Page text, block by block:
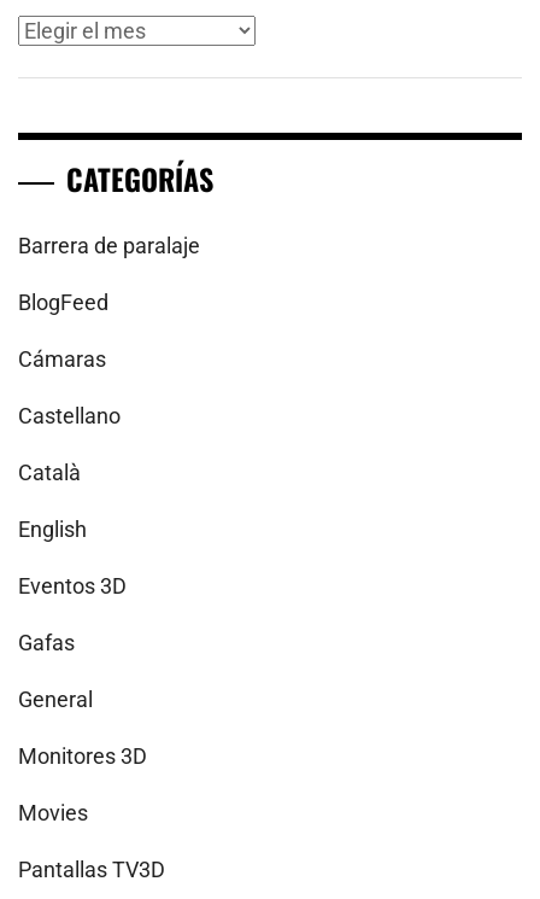
Archivos
CATEGORÍAS
Barrera de paralaje
BlogFeed
Cámaras
Castellano
Català
English
Eventos 3D
Gafas
General
Monitores 3D
Movies
Pantallas TV3D